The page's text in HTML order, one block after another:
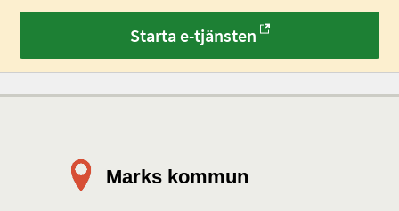
Starta e-tjänsten
Marks kommun